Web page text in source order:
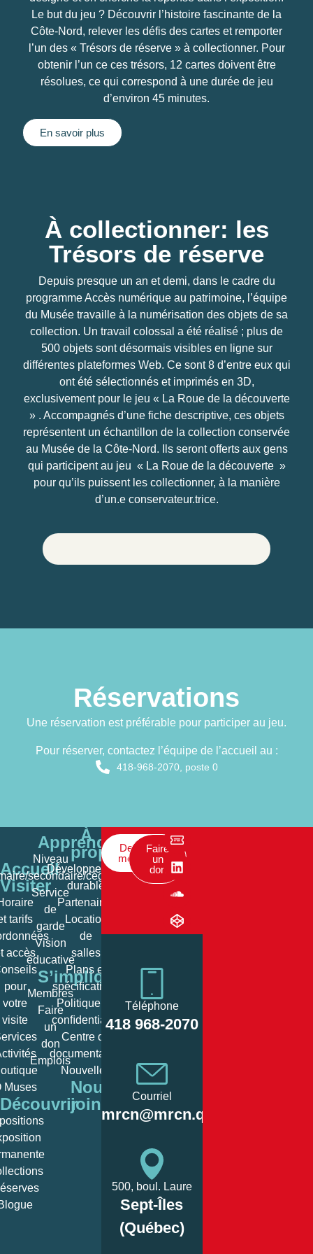
Le but du jeu ? Découvrir l’histoire fascinante de la
Côte-Nord, relever les défis des cartes et remporter
l’un des « Trésors de réserve » à collectionner. Pour
obtenir l’un ce ces trésors, 12 cartes doivent être
résolues, ce qui correspond à une durée de jeu
d’environ 45 minutes.
En savoir plus
À collectionner: les
Trésors de réserve
Depuis presque un an et demi, dans le cadre du
programme Accès numérique au patrimoine, l’équipe
du Musée travaille à la numérisation des objets de sa
collection. Un travail colossal a été réalisé ; plus de
500 objets sont désormais visibles en ligne sur
différentes plateformes Web. Ce sont 8 d’entre eux qui
ont été sélectionnés et imprimés en 3D,
exclusivement pour le jeu « La Roue de la découverte
» . Accompagnés d’une fiche descriptive, ces objets
représentent un échantillon de la collection conservée
au Musée de la Côte-Nord. Ils seront offerts aux gens
qui participent au jeu « La Roue de la découverte »
pour qu’ils puissent les collectionner, à la manière
d’un.e conservateur.trice.
Une réservation est préférable pour participer au jeu.
Pour réserver, contactez l’équipe de l’accueil au :
418-968-2070, poste 0
Réservations
Accueil
Visiter
tarifs
accès
pour
votre
visite
Muses
Découvrir
Apprendre
Niveau
secondaire/cégep
Service
de
garde
Vision
éducative
S’impliquer
Membres
Faire
un
don
Emplois
À
propos
Développement
durable
Partenaires
Location
de
salles
Plans et
spéciﬁcations
Politique de
conﬁdentialité
Centre de
documentation
Nouvelles
Nous
joindre
Devenir
membre
Faire
un
don
Téléphone
418 968-2070
Courriel
mrcn@mrcn.qc.ca
500, boul. Laure
Sept-Îles
(Québec)